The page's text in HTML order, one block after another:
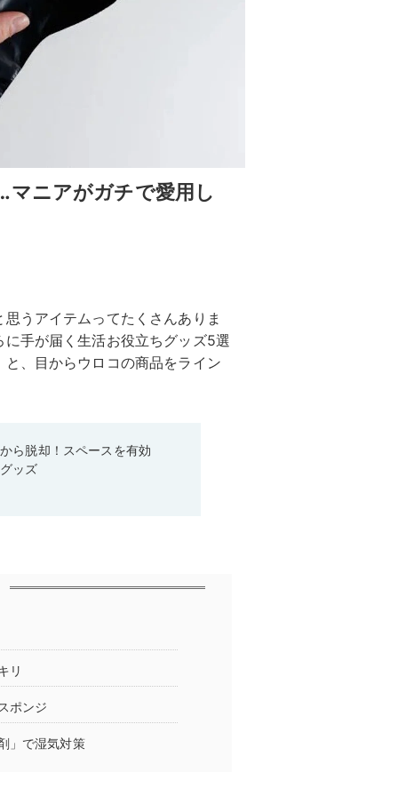
ニアがガチで愛用し
うアイテムってたくさんありま
手が届く生活お役立ちグッズ5選
、目からウロコの商品をライン
ら脱却！スペースを有効
ッズ
リ
ポンジ
」で湿気対策